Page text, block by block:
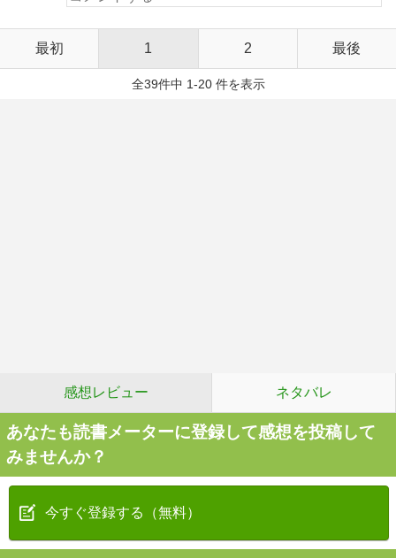
最初 1 2 最後
全39件中 1-20 件を表示
感想レビュー ネタバレ
あなたも読書メーターに登録して感想を投稿して
みませんか？
今すぐ登録する（無料）